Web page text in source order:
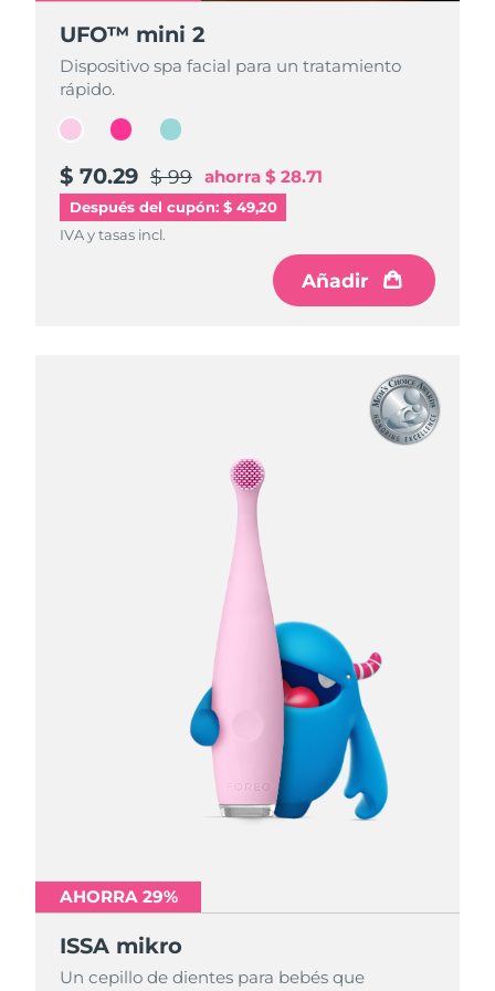
UFO™ mini 2
Dispositivo spa facial para un tratamiento
rápido.
$ 70.29 $ 99 ahorra $ 28.71
Después del cupón: $ 49,20
IVA y tasas incl.
Añadir
UFO™ mini 2
Dispositivo spa facial para un tratamiento
rápido.
$ 70.29 $ 99 ahorra $ 28.71
IVA y tasas incl.
Añadir
UFO™ mini 2
Dispositivo spa facial para un tratamiento
rápido.
$ 70.29 $ 99 ahorra $ 28.71
IVA y tasas incl.
Añadir
AHORRA 29%
ISSA mikro
Un cepillo de dientes para bebés que
AHORRA 29%
ISSA mikro
Un cepillo de dientes para bebés que
AHORRA 29%
ISSA mikro
Un cepillo de dientes para bebés que